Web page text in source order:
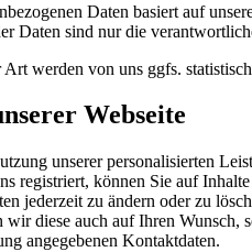
Daten basiert auf
Daten sind nur die
werden von uns ggfs.
Webseite
unserer personalisierten
registriert, können Sie auf
jederzeit zu ändern oder zu
diese auch auf Ihren
angegebenen Kontaktdaten.